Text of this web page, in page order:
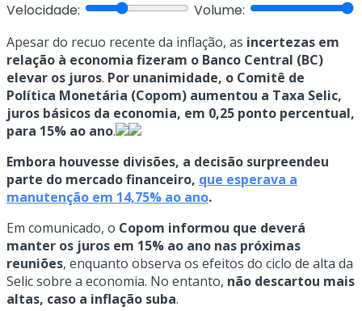
Velocidade: Volume:
Apesar do recuo recente da inflação, as incertezas em
relação à economia fizeram o Banco Central (BC)
elevar os juros. Por unanimidade, o Comitê de
Política Monetária (Copom) aumentou a Taxa Selic,
juros básicos da economia, em 0,25 ponto percentual,
para 15% ao ano.
Embora houvesse divisões, a decisão surpreendeu
parte do mercado financeiro, que esperava a
manutenção em 14,75% ao ano.
Em comunicado, o Copom informou que deverá
manter os juros em 15% ao ano nas próximas
reuniões, enquanto observa os efeitos do ciclo de alta da
Selic sobre a economia. No entanto, não descartou mais
altas, caso a inflação suba.